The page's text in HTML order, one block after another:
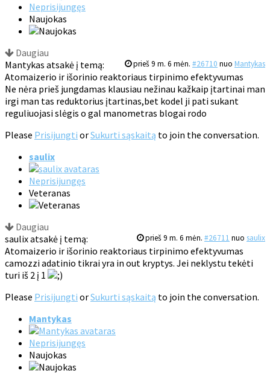
Neprisijungęs
Naujokas
Daugiau
prieš 9 m. 6 mėn. #26710 nuo Mantykas
Mantykas atsakė į temą:
Atomaizerio ir išorinio reaktoriaus tirpinimo efektyvumas
Ne nėra prieš jungdamas klausiau nežinau kažkaip įtartinai man
irgi man tas reduktorius įtartinas,bet kodel ji pati sukant
reguliuojasi slėgis o gal manometras blogai rodo
Please Prisijungti orSukurti sąskaitą to join the conversation.
saulix
Neprisijungęs
Veteranas
Daugiau
prieš 9 m. 6 mėn. #26711 nuo saulix
saulix atsakė į temą:
Atomaizerio ir išorinio reaktoriaus tirpinimo efektyvumas
camozzi adatinio tikrai yra in out kryptys. Jei neklystu tekėti
turi iš 2 į 1
Please Prisijungti orSukurti sąskaitą to join the conversation.
Mantykas
Neprisijungęs
Naujokas